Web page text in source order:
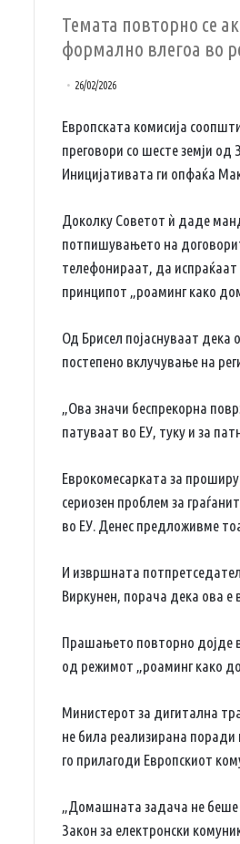
Темата повторно се
формално влегоа во
26/02/2026
Европската комисија
преговори со шесте земји
Иницијативата ги опфаќа
Доколку Советот ѝ даде
потпишувањето на
телефонираат, да
принципот „роаминг како
Од Брисел појаснуваат дека
постепено вклучување на
„Ова значи беспрекорна
патуваат во ЕУ, туку и за
Еврокомесарката за
сериозен проблем за
во ЕУ. Денес предложивме
И извршната
Виркунен, порача дека ова е
Прашањето повторно дојде
од режимот „роаминг како
Министерот за дигитална
не била реализирана поради
го прилагоди Европскиот
„Домашната задача не беше
Закон за електронски